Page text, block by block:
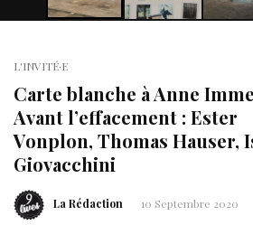
L'INVITÉ·E
Carte blanche à Anne
Avant l’effacement : Ester
Vonplon, Thomas Hauser,
Giovacchini
La Rédaction 10 Septembre 2020